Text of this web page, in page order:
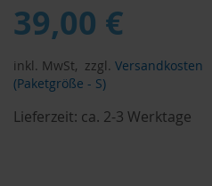
39,00 €
inkl. MwSt, zzgl. Versandkosten
(Paketgröße - S)
Lieferzeit: ca. 2-3 Werktage